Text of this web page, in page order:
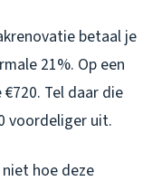
betaal je
21%. Op een
Tel daar die
voordeliger uit.
hoe deze